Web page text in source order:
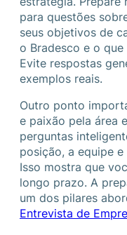
para questões
seus objetivos de
o Bradesco e o
Evite respostas
exemplos reais.
Outro ponto
e paixão pela área
perguntas
posição, a equipe
Isso mostra que
longo prazo. A
um dos pilares
Entrevista de